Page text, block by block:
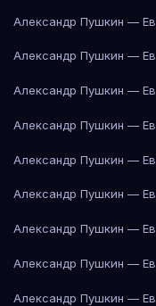
Александр Пушкин —
Александр Пушкин —
Александр Пушкин —
Александр Пушкин —
Александр Пушкин —
Александр Пушкин —
Александр Пушкин —
Александр Пушкин —
Александр Пушкин —